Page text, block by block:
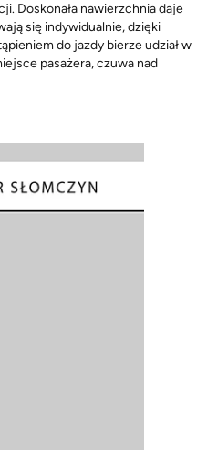
Doskonała nawierzchnia daje
się indywidualnie, dzięki
do jazdy bierze udział w
pasażera, czuwa nad